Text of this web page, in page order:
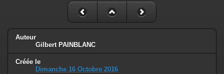
Auteur
Gilbert PAINBLANC
Créée le
Dimanche 16 Octobre 2016